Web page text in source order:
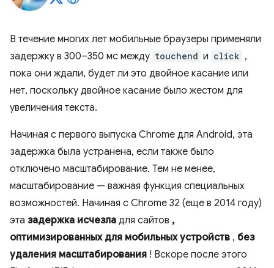
В течение многих лет мобильные браузеры применяли
задержку в 300–350 мс между touchend и click ,
пока они ждали, будет ли это двойное касание или
нет, поскольку двойное касание было жестом для
увеличения текста.
Начиная с первого выпуска Chrome для Android, эта
задержка была устранена, если также было
отключено масштабирование. Тем не менее,
масштабирование — важная функция специальных
возможностей. Начиная с Chrome 32 (еще в 2014 году)
эта задержка исчезла для сайтов ,
оптимизированных для мобильных устройств , без
удаления масштабирования ! Вскоре после этого